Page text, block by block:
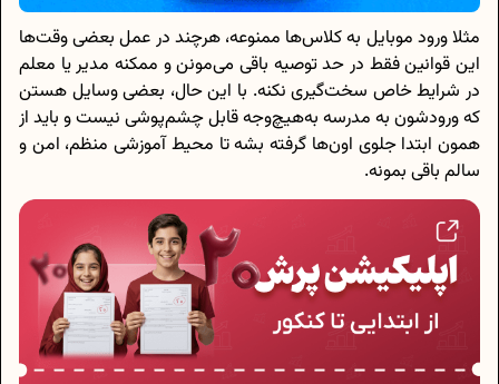
مثلا ورود موبایل به کلاس‌ها ممنوعه، هرچند در عمل بعضی وقت‌ها
این قوانین فقط در حد توصیه باقی می‌مونن و ممکنه مدیر یا معلم
در شرایط خاص سخت‌گیری نکنه. با این حال، بعضی وسایل هستن
که ورودشون به مدرسه به‌هیچ‌وجه قابل چشم‌پوشی نیست و باید از
همون ابتدا جلوی اون‌ها گرفته بشه تا محیط آموزشی منظم، امن و
سالم باقی بمونه.